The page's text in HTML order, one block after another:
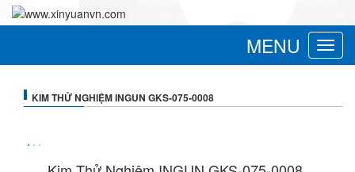
Toggle
MENU
KIM THỬ NGHIỆM INGUN GKS-075-0008